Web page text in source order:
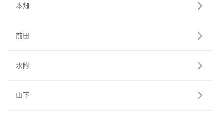
本畑
前田
水附
山下